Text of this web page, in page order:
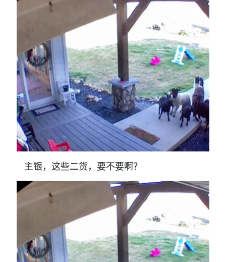
主银，这些二货，要不要啊？